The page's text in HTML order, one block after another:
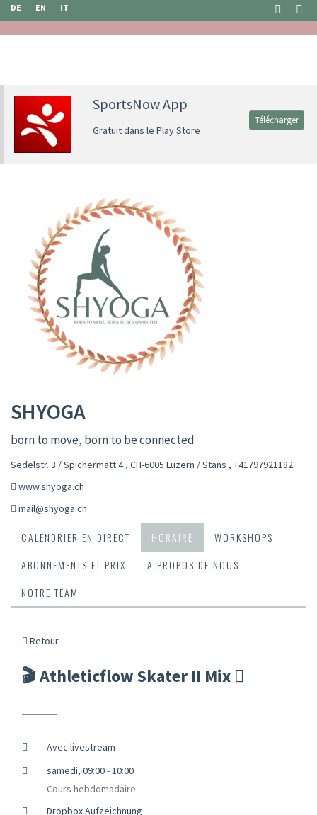
DE EN IT
SportsNow App
Gratuit dans le Play Store
Télécharger
SHYOGA
born to move, born to be connected
Sedelstr. 3 / Spichermatt 4 , CH-6005 Luzern / Stans , +41797921182
www.shyoga.ch
mail@shyoga.ch
CALENDRIER EN DIRECT HORAIRE
WORKSHOPS
ABONNEMENTS ET PRIX
A PROPOS DE NOUS
NOTRE TEAM
Retour
🎬 Athleticflow Skater II Mix
Avec livestream
samedi, 09:00 - 10:00
Cours hebdomadaire
Dropbox Aufzeichnung